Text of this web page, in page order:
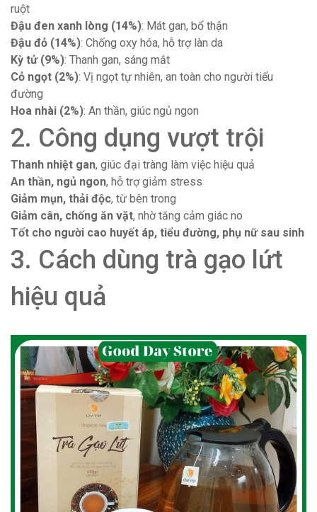
ruột
Đậu đen xanh lòng (14%): Mát gan, bổ thận
Đậu đỏ (14%): Chống oxy hóa, hỗ trợ làn da
Kỳ tử (9%): Thanh gan, sáng mắt
Cỏ ngọt (2%): Vị ngọt tự nhiên, an toàn cho người tiểu
đường
Hoa nhài (2%): An thần, giúc ngủ ngon
2. Công dụng vượt trội
Thanh nhiệt gan, giúc đại tràng làm việc hiệu quả
An thần, ngủ ngon, hỗ trợ giảm stress
Giảm mụn, thải độc, từ bên trong
Giảm cân, chống ăn vặt, nhờ tăng cảm giác no
Tốt cho người cao huyết áp, tiểu đường, phụ nữ sau sinh
3. Cách dùng trà gạo lứt
hiệu quả